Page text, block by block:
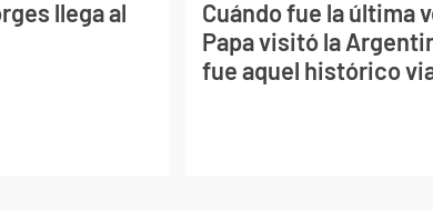
llega al
Cuándo fue la última
Papa visitó la
fue aquel histórico